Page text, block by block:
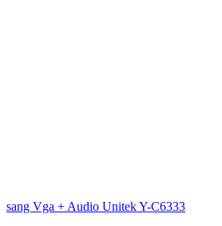
sang Vga + Audio Unitek Y-C6333